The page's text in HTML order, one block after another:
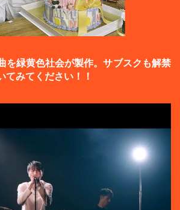
を緑黄色社会が製作。サブスクも解禁
てみてください！！